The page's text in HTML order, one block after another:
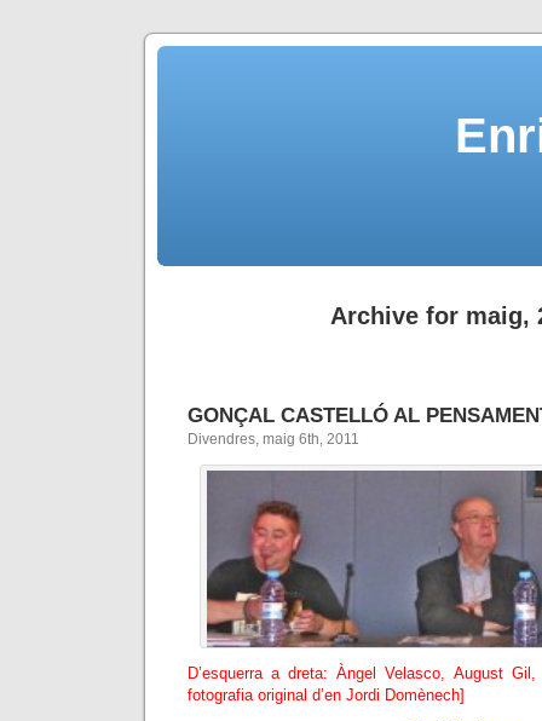
Archive for maig,
GONÇAL CASTELLÓ AL
Divendres, maig 6th, 2011
D’esquerra a dreta: Àngel Velasco, August
fotografia original d’en Jordi Domènech]